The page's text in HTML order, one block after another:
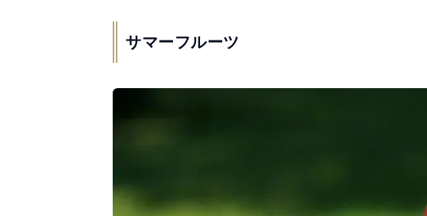
サマーフルーツ